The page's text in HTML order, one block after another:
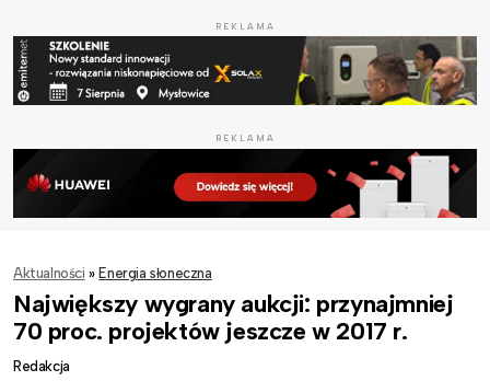
REKLAMA
REKLAMA
Aktualności » Energia słoneczna
Największy wygrany aukcji: przynajmniej
70 proc. projektów jeszcze w 2017 r.
Redakcja